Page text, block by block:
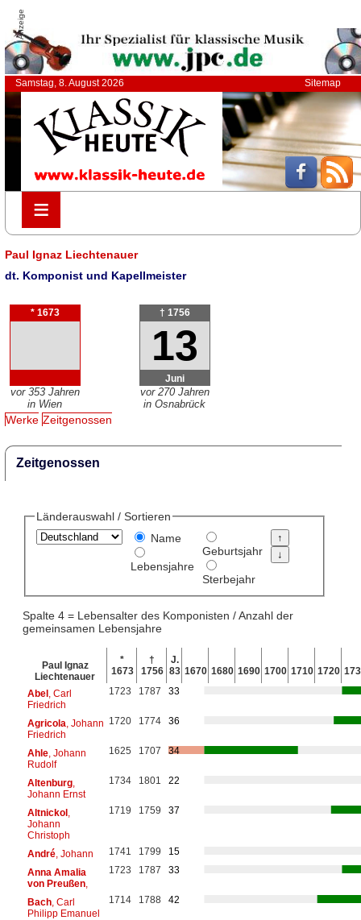
Anzeige
Samstag, 8. August 2026 Sitemap
≡
≡
Paul Ignaz Liechtenauer
dt. Komponist und Kapellmeister
* 1673
vor 353 Jahren
in Wien
† 1756
13
Juni
vor 270 Jahren
in Osnabrück
Werke Zeitgenossen
Zeitgenossen
Länderauswahl / Sortieren
Name
Lebensjahre
Geburtsjahr
Sterbejahr
Spalte 4 = Lebensalter des Komponisten / Anzahl der
gemeinsamen Lebensjahre
Paul Ignaz
Liechtenauer
*
1673
†
1756
J.
83 1670 1680 1690 1700 1710 1720
Abel, Carl
Friedrich
1723 1787 33
Agricola , Johann
Friedrich
1720 1774 36
Ahle, Johann
Rudolf
1625 1707 34
Altenburg,
Johann Ernst
1734 1801 22
Altnickol,
Johann
Christoph
1719 1759 37
André, Johann 1741 1799
15
Anna Amalia
von Preußen,
1723 1787 33
Bach, Carl
Philipp Emanuel
1714 1788 42